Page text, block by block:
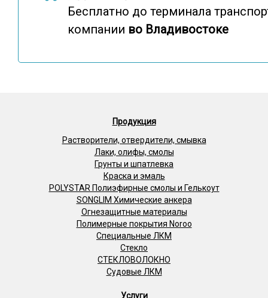
Бесплатно до терминала
компании во Владивостоке
Продукция
Растворители, отвердители, смывка
Лаки, олифы, смолы
Грунты и шпатлевка
Краска и эмаль
POLYSTAR Полиэфирные смолы и Гелькоут
SONGLIM Химические анкера
Огнезащитные материалы
Полимерные покрытия Noroo
Специальные ЛКМ
Стекло
СТЕКЛОВОЛОКНО
Судовые ЛКМ
Услуги